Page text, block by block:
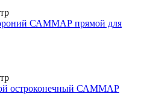
САММАР прямой для
остроконечный САММАР